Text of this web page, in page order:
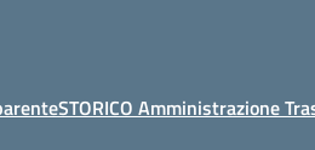
STORICO Amministrazione